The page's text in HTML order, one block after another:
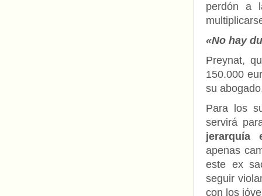
perdón a
«No hay
Preynat,
150.000
su
Para los
servirá
jerarquía
apenas
este ex
seguir
con los